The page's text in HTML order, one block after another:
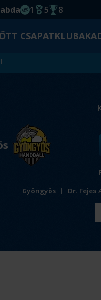
EHF kupagyőzelem
1
Magyar Bajnoki cím
5
Magyar-Kupa
8
CSAPATKLUB
Gyöngyös Dr. Fejes